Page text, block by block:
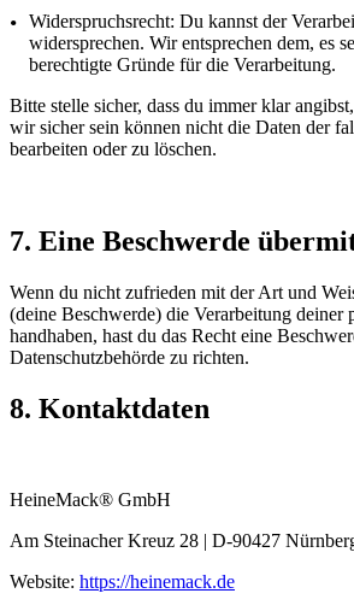
Widerspruchsrecht: Du kannst der
widersprechen. Wir entsprechen dem, es
berechtigte Gründe für die Verarbeitung.
Bitte stelle sicher, dass du immer klar
wir sicher sein können nicht die Daten der
bearbeiten oder zu löschen.
7. Eine Beschwerde
Wenn du nicht zufrieden mit der Art und
(deine Beschwerde) die Verarbeitung deiner
handhaben, hast du das Recht eine
Datenschutzbehörde zu richten.
8. Kontaktdaten
HeineMack® GmbH
Am Steinacher Kreuz 28 | D-90427
Website: https://heinemack.de